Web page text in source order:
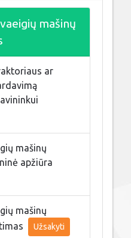
mašinų
ar
mašinų
apžiūra
mašinų
Užsakyti